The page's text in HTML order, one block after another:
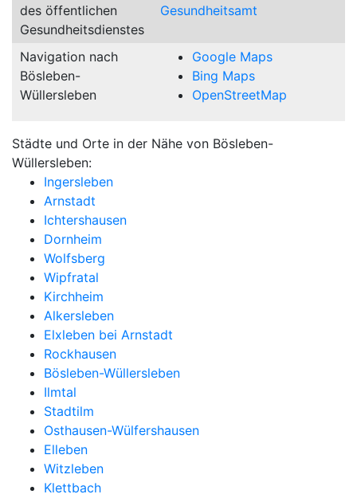
des öffentlichen
Gesundheitsdienstes
Gesundheitsamt
Navigation nach
Bösleben-
Wüllersleben
Google Maps
Bing Maps
OpenStreetMap
Städte und Orte in der Nähe von Bösleben-
Wüllersleben:
Ingersleben
Arnstadt
Ichtershausen
Dornheim
Wolfsberg
Wipfratal
Kirchheim
Alkersleben
Elxleben bei Arnstadt
Rockhausen
Bösleben-Wüllersleben
Ilmtal
Stadtilm
Osthausen-Wülfershausen
Elleben
Witzleben
Klettbach